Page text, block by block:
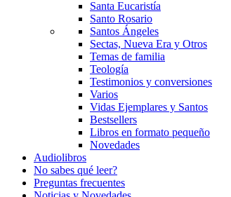
Santa Eucaristía
Santo Rosario
Santos Ángeles
Sectas, Nueva Era y Otros
Temas de familia
Teología
Testimonios y conversiones
Varios
Vidas Ejemplares y Santos
Bestsellers
Libros en formato pequeño
Novedades
Audiolibros
No sabes qué leer?
Preguntas frecuentes